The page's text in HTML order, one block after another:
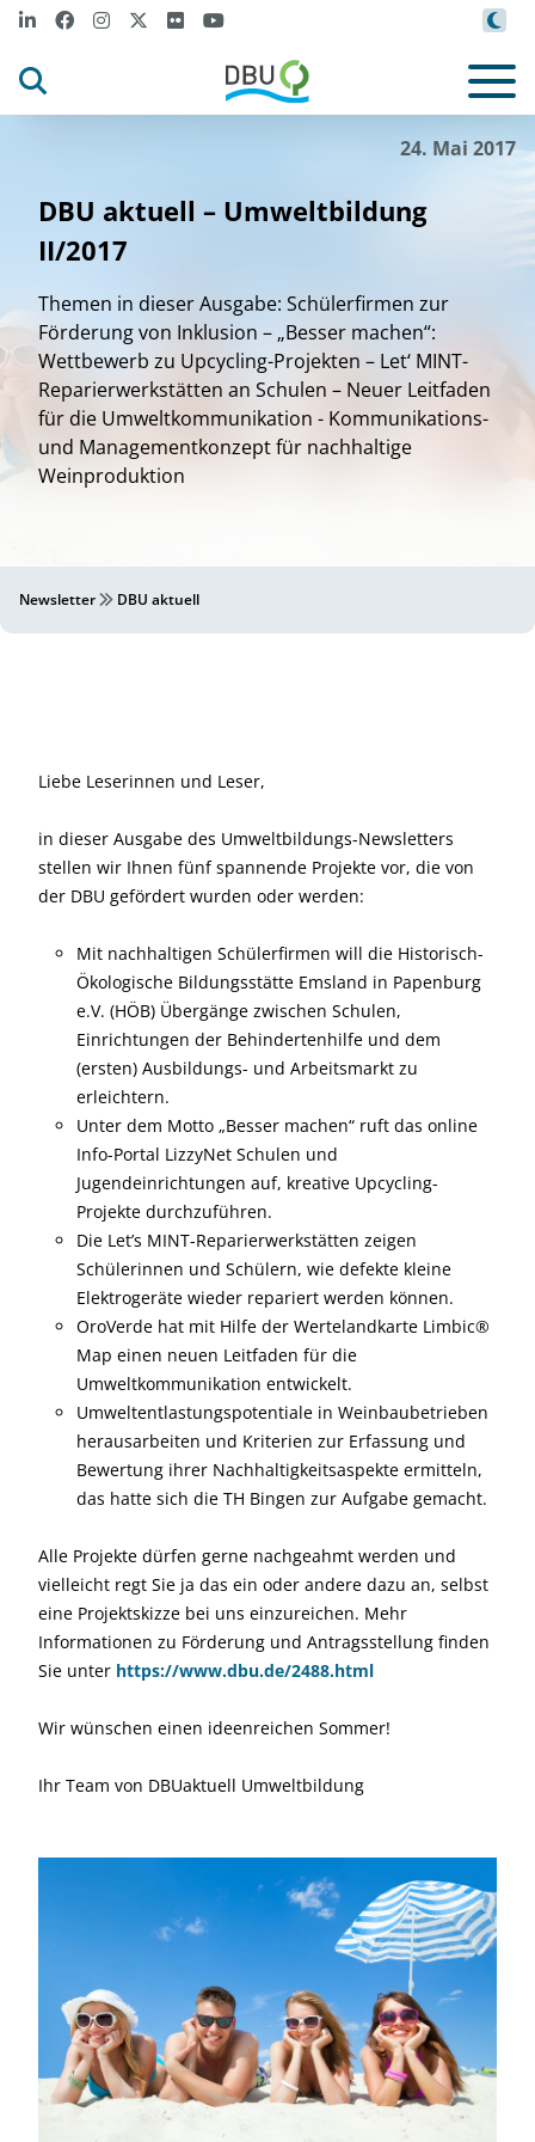
24. Mai 2017
DBU aktuell – Umweltbildung
II/2017
Themen in dieser Ausgabe: Schülerfirmen zur
Förderung von Inklusion – „Besser machen“:
Wettbewerb zu Upcycling-Projekten – Let‘ MINT-
Reparierwerkstätten an Schulen – Neuer Leitfaden
für die Umweltkommunikation - Kommunikations-
und Managementkonzept für nachhaltige
Weinproduktion
Newsletter DBU aktuell
Liebe Leserinnen und Leser,
in dieser Ausgabe des Umweltbildungs-Newsletters
stellen wir Ihnen fünf spannende Projekte vor, die von
der DBU gefördert wurden oder werden:
Mit nachhaltigen Schülerfirmen will die Historisch-
Ökologische Bildungsstätte Emsland in Papenburg
e.V. (HÖB) Übergänge zwischen Schulen,
Einrichtungen der Behindertenhilfe und dem
(ersten) Ausbildungs- und Arbeitsmarkt zu
erleichtern.
Unter dem Motto „Besser machen“ ruft das online
Info-Portal LizzyNet Schulen und
Jugendeinrichtungen auf, kreative Upcycling-
Projekte durchzuführen.
Die Let’s MINT-Reparierwerkstätten zeigen
Schülerinnen und Schülern, wie defekte kleine
Elektrogeräte wieder repariert werden können.
OroVerde hat mit Hilfe der Wertelandkarte Limbic®
Map einen neuen Leitfaden für die
Umweltkommunikation entwickelt.
Umweltentlastungspotentiale in Weinbaubetrieben
herausarbeiten und Kriterien zur Erfassung und
Bewertung ihrer Nachhaltigkeitsaspekte ermitteln,
das hatte sich die TH Bingen zur Aufgabe gemacht.
Alle Projekte dürfen gerne nachgeahmt werden und
vielleicht regt Sie ja das ein oder andere dazu an, selbst
eine Projektskizze bei uns einzureichen. Mehr
Informationen zu Förderung und Antragsstellung finden
Sie unter https://www.dbu.de/2488.html
Wir wünschen einen ideenreichen Sommer!
Ihr Team von DBUaktuell Umweltbildung